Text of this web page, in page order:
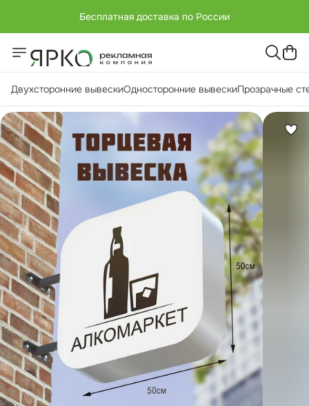
Бесплатная доставка по России
Бесплатная доставка по России
Двухсторонние вывескиОдносторонние вывескиПрозрачные